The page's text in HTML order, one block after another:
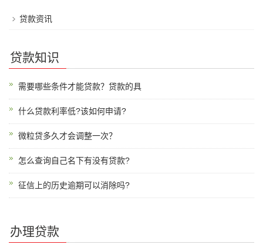
贷款资讯
贷款知识
需要哪些条件才能贷款？贷款的具
什么贷款利率低?该如何申请?
微粒贷多久才会调整一次？
怎么查询自己名下有没有贷款?
征信上的历史逾期可以消除吗?
办理贷款